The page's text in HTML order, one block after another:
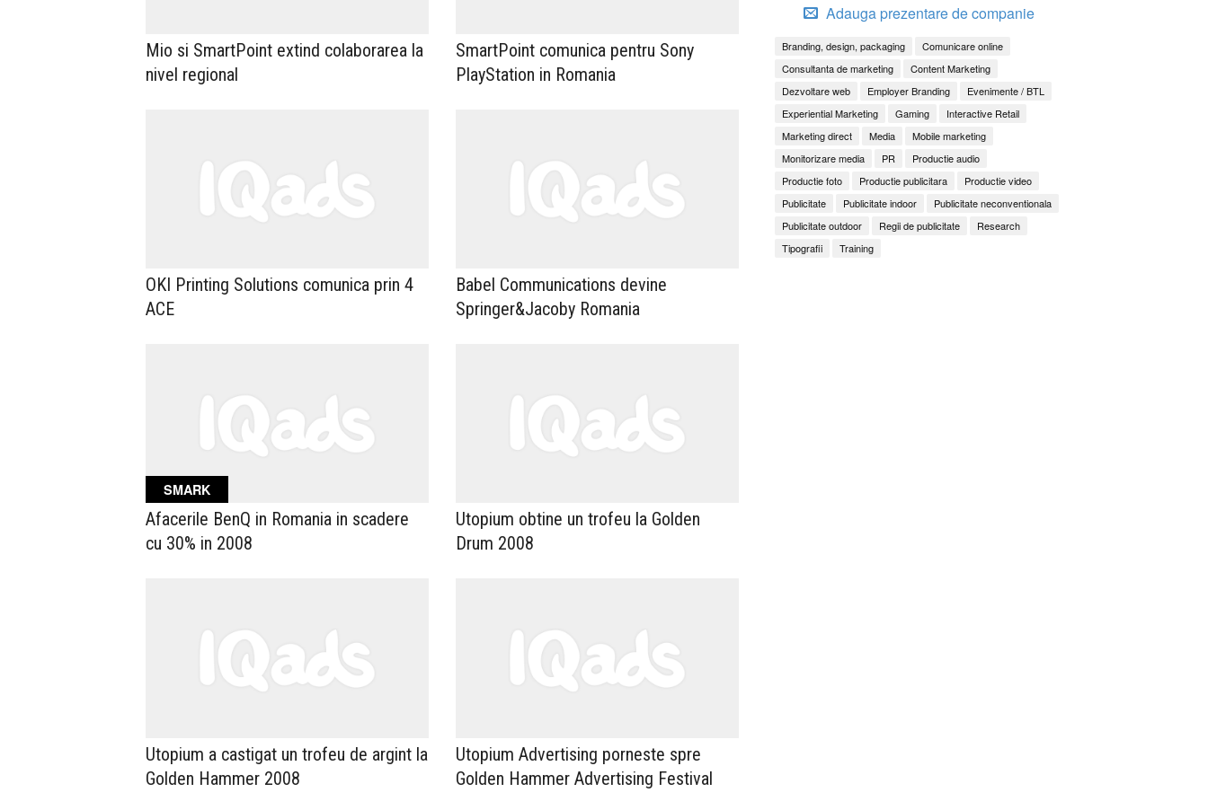
Mio si SmartPoint extind colaborarea la
nivel regional
SmartPoint comunica pentru Sony
PlayStation in Romania
OKI Printing Solutions comunica prin 4
ACE
Babel Communications devine
Springer&Jacoby Romania
SMARK
Afacerile BenQ in Romania in scadere
cu 30% in 2008
Utopium obtine un trofeu la Golden
Drum 2008
Utopium a castigat un trofeu de argint la
Golden Hammer 2008
Utopium Advertising porneste spre
Golden Hammer Advertising Festival
Adauga prezentare de companie
Branding, design, packaging
Comunicare online
Consultanta de marketing
Content Marketing
Dezvoltare web
Employer Branding
Evenimente / BTL
Experiential Marketing
Gaming
Interactive Retail
Marketing direct
Media
Mobile marketing
Monitorizare media
PR
Productie audio
Productie foto
Productie publicitara
Productie video
Publicitate
Publicitate indoor
Publicitate neconventionala
Publicitate outdoor
Regii de publicitate
Research
Tipografii
Training